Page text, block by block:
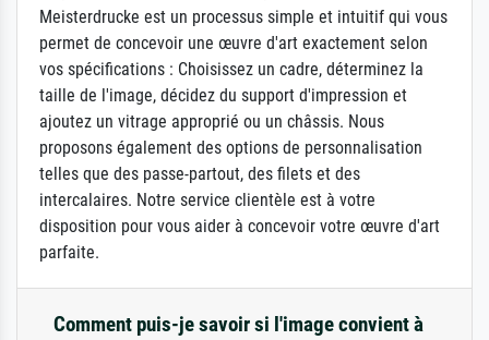
Meisterdrucke est un processus simple et intuitif qui vous
permet de concevoir une œuvre d'art exactement selon
vos spécifications : Choisissez un cadre, déterminez la
taille de l'image, décidez du support d'impression et
ajoutez un vitrage approprié ou un châssis. Nous
proposons également des options de personnalisation
telles que des passe-partout, des filets et des
intercalaires. Notre service clientèle est à votre
disposition pour vous aider à concevoir votre œuvre d'art
parfaite.
Comment puis-je savoir si l'image convient à